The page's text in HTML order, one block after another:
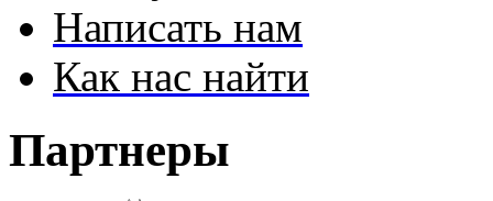
Написать нам
Как нас найти
Партнеры